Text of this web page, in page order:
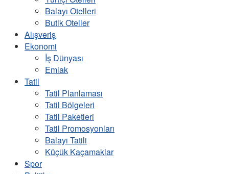
Balayı Otelleri
Butik Oteller
Alışveriş
Ekonomi
İş Dünyası
Emlak
Tatil
Tatil Planlaması
Tatil Bölgeleri
Tatil Paketleri
Tatil Promosyonları
Balayı Tatili
Küçük Kaçamaklar
Spor